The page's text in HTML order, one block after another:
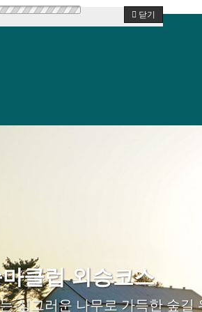
닫기
클럽 외승코스
싱그러운 나무로 가득한 숲